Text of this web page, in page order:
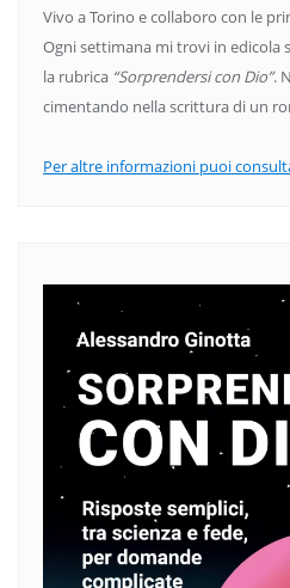
Vivo a Torino e collaboro con le
Ogni settimana mi trovi in edicola
la rubrica “Sorprendersi con Dio”.
cimentando nella scrittura di un
Per altre informazioni puoi